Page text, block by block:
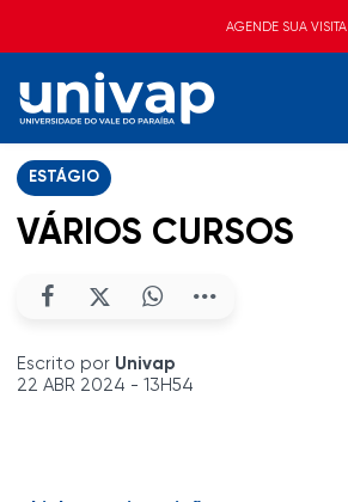
AGENDE SUA VISITA
ESTÁGIO
VÁRIOS CURSOS
Escrito por Univap
22 ABR 2024 - 13H54